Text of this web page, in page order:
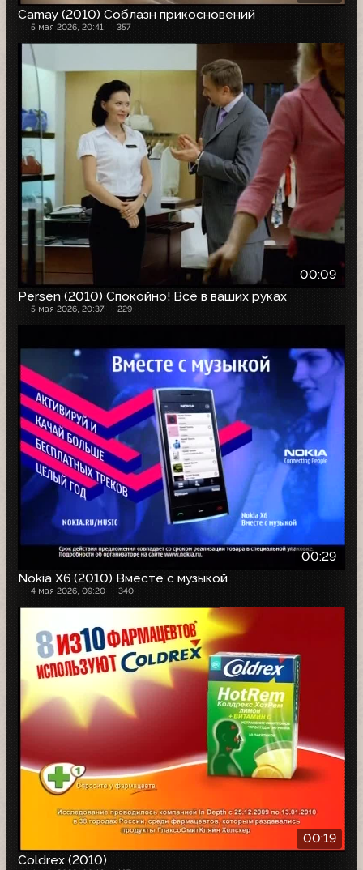
Camay (2010) Соблазн прикосновений
5 мая 2026, 20:41 357
00:09
Persen (2010) Спокойно! Всё в ваших руках
5 мая 2026, 20:37 229
00:29
Nokia X6 (2010) Вместе с музыкой
4 мая 2026, 09:20 340
00:19
Coldrex (2010)